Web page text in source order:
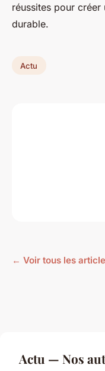
réussites pour créer
durable.
Actu
← Voir tous les
Actu — Nos